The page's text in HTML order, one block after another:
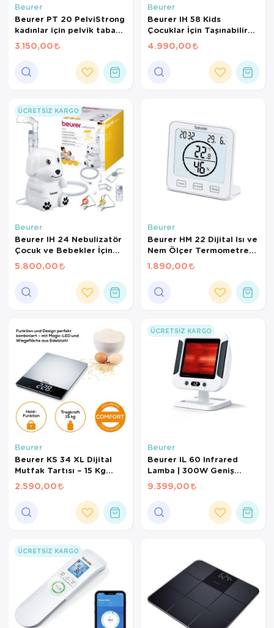
Beurer
Beurer PT 20 PelviStrong
kadınlar için pelvik taban
egzersiz yardımcısı,
pelvik taban kaslarının
güçlendirilmesi
3.150,00
Beurer
Beurer IH 58 Kids
Çocuklar İçin Taşınabilir
Mesh Nebulizatör – Sessiz
ve Hızlı Solunum Destek
4.990,00
ÜCRETSIZ KARGO
Beurer
Beurer IH 24 Nebulizatör
Çocuk ve Bebekler İçin
Kompresörlü Nebulizatör
– Sessiz ve Etkili Solunum
5.800,00
Beurer
Beurer HM 22 Dijital Isı ve
Nem Ölçer Termometre​
Higrometre
1.890,00
Beurer
Beurer KS 34 XL Dijital
Mutfak Tartısı – 15 Kg
Kapasite, 1 Gr Hassasiyet,
Geniş Platform, Tara
2.590,00
ÜCRETSIZ KARGO
Beurer
Beurer IL 60 Infrared
Lamba | 300W Geniş
Alanlı Isı Terapisi
9.399,00
ÜCRETSIZ KARGO